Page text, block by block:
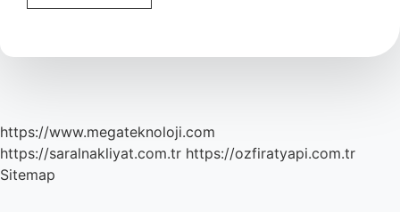
Dirildikten
Olacak
https://www.megateknoloji.com
https://saralnakliyat.com.tr https://ozfiratyapi.com.tr
Sitemap